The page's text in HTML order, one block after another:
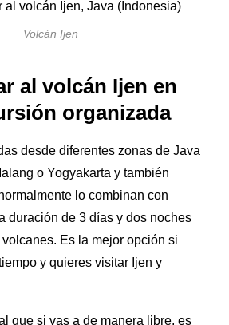
Volcán Ijen
al volcán Ijen en
organizada
desde diferentes zonas de Java
o Yogyakarta y también
lo combinan con
duración de 3 días y dos noches
Es la mejor opción si
y quieres visitar Ijen y
que si vas a de manera libre, es